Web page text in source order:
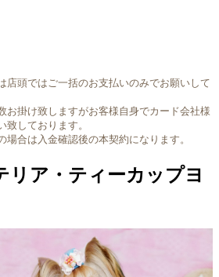
店頭ではご一括のお支払いのみでお願いして
掛け致しますがお客様自身でカード会社様
しております。
場合は入金確認後の本契約になります。
リア・ティーカップヨ